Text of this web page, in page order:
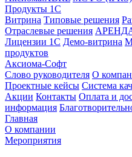
Продукты 1С
Витрина Типовые решения
Отраслевые решения
Лицензии 1C Демо-витрина
продуктов
Аксиома-Софт
Слово руководителя О
Проектные кейсы Система
Акции Контакты Оплата и
информация
Главная
О компании
Мероприятия